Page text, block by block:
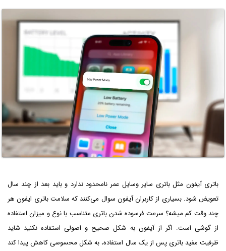
باتری آیفون مثل باتری سایر وسایل عمر نامحدود ندارد و باید بعد از چند سال
تعویض شود. بسیاری از کاربران آیفون سوال می‌کنند که سلامت باتری ایفون هر
چند وقت کم میشه؟ سرعت فرسوده شدن باتری متناسب با نوع و میزان استفاده
از گوشی است. اگر از آیفون به شکل صحیح و اصولی استفاده نکنید شاید
ظرفیت مفید باتری پس از یک سال استفاده، به شکل محسوسی کاهش پیدا کند